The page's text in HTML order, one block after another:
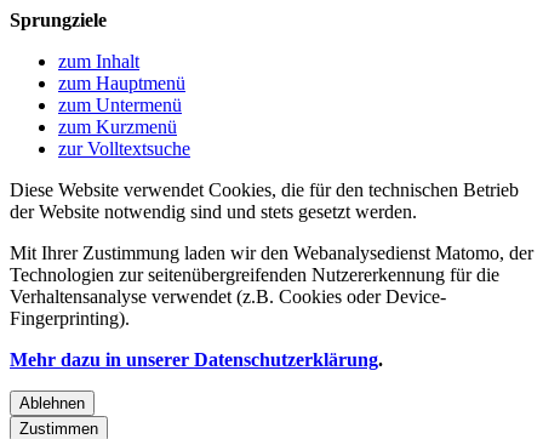
Sprungziele
zum Inhalt
zum Hauptmenü
zum Untermenü
zum Kurzmenü
zur Volltextsuche
Diese Website verwendet Cookies, die für den technischen Betrieb
der Website notwendig sind und stets gesetzt werden.
Mit Ihrer Zustimmung laden wir den Webanalysedienst Matomo, der
Technologien zur seitenübergreifenden Nutzererkennung für die
Verhaltensanalyse verwendet (z.B. Cookies oder Device-
Fingerprinting).
Mehr dazu in unserer Datenschutzerklärung.
Ablehnen
Zustimmen